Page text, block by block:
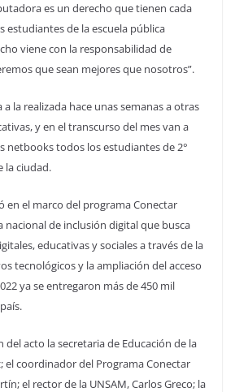
es un derecho que tienen cada
estudiantes de la escuela pública
viene con la responsabilidad de
que sean mejores que nosotros”.
a la realizada hace unas semanas a otras
y en el transcurso del mes van a
netbooks todos los estudiantes de 2°
la ciudad.
en el marco del programa Conectar
nacional de inclusión digital que busca
educativas y sociales a través de la
tecnológicos y la ampliación del acceso
ya se entregaron más de 450 mil
acto la secretaria de Educación de la
el coordinador del Programa Conectar
el rector de la UNSAM, Carlos Greco; la